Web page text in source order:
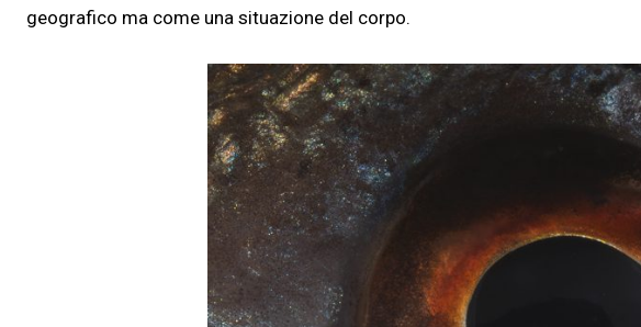
geografico ma come una situazione del corpo.